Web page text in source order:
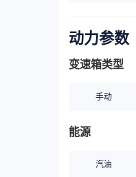
动力参数
变速箱类型
手动
能源
汽油